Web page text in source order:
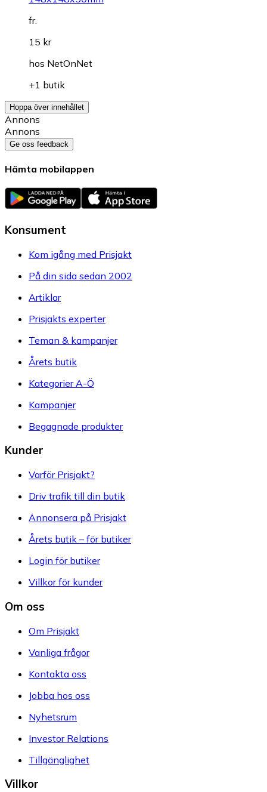
fr.
15 kr
hos NetOnNet
+1 butik
Hoppa över innehållet
Annons
Annons
Ge oss feedback
Hämta mobilappen
Konsument
Kom igång med Prisjakt
På din sida sedan 2002
Artiklar
Prisjakts experter
Teman & kampanjer
Årets butik
Kategorier A-Ö
Kampanjer
Begagnade produkter
Kunder
Varför Prisjakt?
Driv trafik till din butik
Annonsera på Prisjakt
Årets butik – för butiker
Login för butiker
Villkor för kunder
Om oss
Om Prisjakt
Vanliga frågor
Kontakta oss
Jobba hos oss
Nyhetsrum
Investor Relations
Tillgänglighet
Villkor